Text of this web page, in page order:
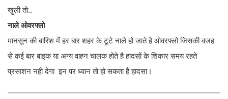
खुली तो..
नाले ओवरफ्लो
मानसून की बारिश में हर बार शहर के टूटे नाले हो जाते है ओवरफ्लो जिसकी वजह
से कई बार बाइक या अन्य वाहन चालक होते है हादसों के शिकार समय रहते
प्रसाशन नही देगा इन पर ध्यान तो हो सकता है हादसा।